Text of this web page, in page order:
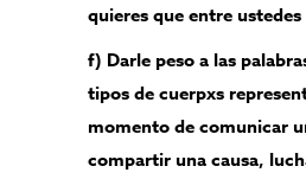
quieres que entre ustedes
f) Darle peso a las
tipos de cuerpxs
momento de comunicar
compartir una causa,